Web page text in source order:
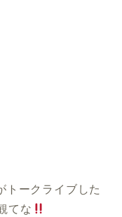
トークライブした
てな